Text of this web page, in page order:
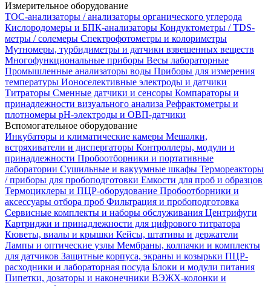
Измерительное оборудование
TOC-анализаторы / анализаторы органического углерода
Кислородомеры и БПК-анализаторы Кондуктометры / TDS-
метры / солемеры Спектрофотометры и колориметры
Мутномеры, турбидиметры и датчики взвешенных веществ
Многофункциональные приборы Весы лабораторные
Промышленные анализаторы воды Приборы для измерения
температуры Ионоселективные электроды и датчики
Титраторы Сменные датчики и сенсоры Компараторы и
принадлежности визуального анализа Рефрактометры и
плотномеры pH-электроды и ОВП-датчики
Вспомогательное оборудование
Инкубаторы и климатические камеры Мешалки,
встряхиватели и диспергаторы Контроллеры, модули и
принадлежности Пробоотборники и портативные
лаборатории Сушильные и вакуумные шкафы Термореакторы
/ приборы для пробоподготовки Емкости для проб и образцов
Термоциклеры и ПЦР-оборудование Пробоотборники и
аксессуары отбора проб Фильтрация и пробоподготовка
Сервисные комплекты и наборы обслуживания Центрифуги
Картриджи и принадлежности для цифрового титратора
Кюветы, виалы и крышки Кейсы, штативы и держатели
Лампы и оптические узлы Мембраны, колпачки и комплекты
для датчиков Защитные корпуса, экраны и козырьки ПЦР-
расходники и лабораторная посуда Блоки и модули питания
Пипетки, дозаторы и наконечники ВЭЖХ-колонки и